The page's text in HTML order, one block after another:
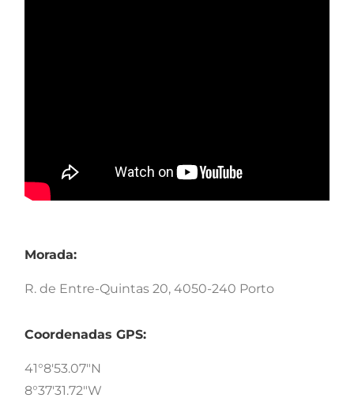
Morada:
R. de Entre-Quintas 20, 4050-240 Porto
Coordenadas GPS:
41°8'53.07"N
8°37'31.72"W